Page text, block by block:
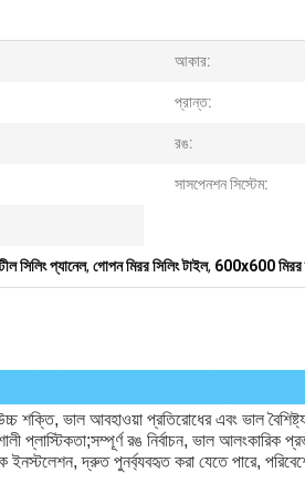
আকার:
প্রান্ত:
রঙ:
সাসপেনশন সিস্টেম:
সিলিং প্যানেল, গোপন মিরর সিলিং টাইল, 600x600 মিরর
শক্তি, ভাল আবহাওয়া প্রতিরোধের এবং ভাল
প্লাস্টিকতা;সম্পূর্ণ রঙ নির্বাচন, ভাল আলংকারিক
ইনস্টলেশন, দ্রুত পুনর্ব্যবহৃত করা যেতে পারে,